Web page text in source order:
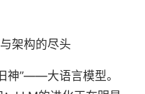
架构的尽头
神”——大语言模型。